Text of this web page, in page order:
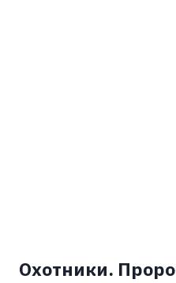
Охотники.